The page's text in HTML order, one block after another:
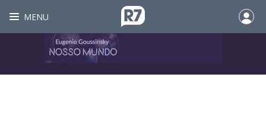
MENU